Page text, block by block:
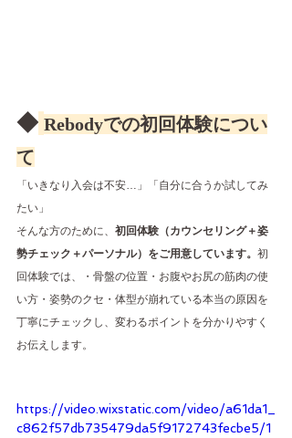
◆ Rebodyでの初回体験につい
て
「いきなり入会は不安…」「自分に合うか試してみ
たい」
そんな方のために、 初回体験（カウンセリング＋姿
勢チェック＋パーソナル）をご用意しています。 初
回体験では、・骨盤の位置・お腹やお尻の筋肉の使
い方・姿勢のクセ・体型が崩れている本当の原因を
丁寧にチェックし、変わるポイントを分かりやすく
お伝えします。
https://video.wixstatic.com/video/a61da1_
c862f57db735479da5f9172743fecbe5/1